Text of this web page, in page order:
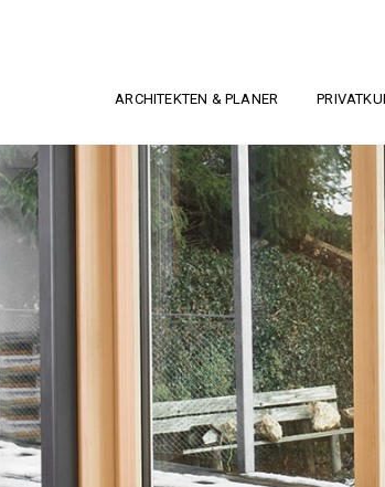
ARCHITEKTEN & PLANER